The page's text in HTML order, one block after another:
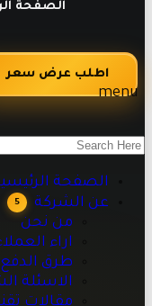
الصفحة
اراء العملاء
الاسئلة الشائعه
مقالات تقنية
خدمات
اطلب عرض سعر
menu
الصفحة
عن الشركة
5
من نحن
اراء
طرق الدفع
الاسئلة
مقالات